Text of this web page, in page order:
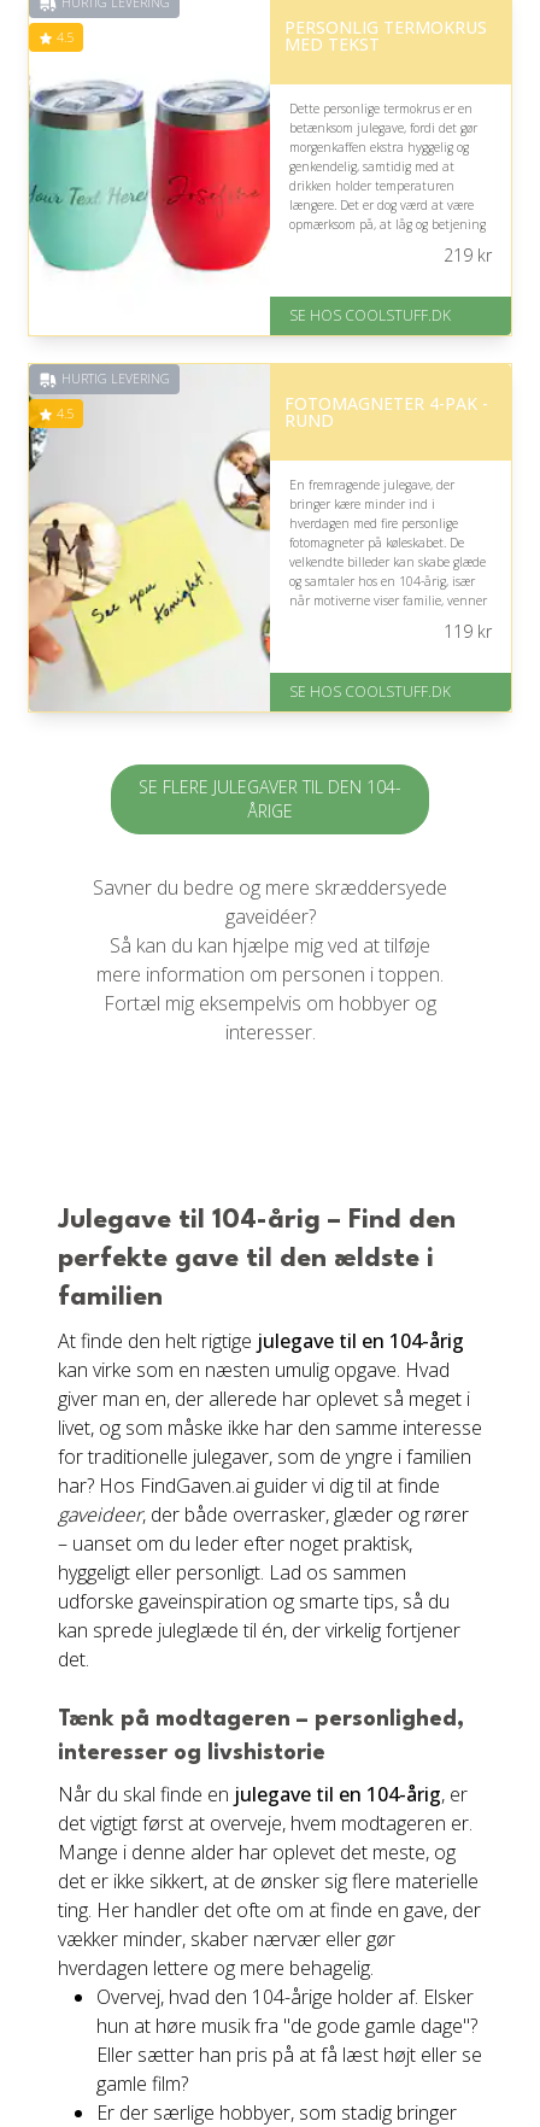
4.5 PERSONLIG TERMOKRUS
MED TEKST
Dette personlige termokrus er en
betænksom julegave, fordi det gør
morgenkaffen ekstra hyggelig og
genkendelig, samtidig med at
drikken holder temperaturen
længere. Det er dog værd at være
opmærksom på, at låg og betjening
På lager
Levering: Standard leveringstid
Fremragende Trustpilot rating
219kr
SE HOS COOLSTUFF.DK
HURTIG LEVERING
4.5 FOTOMAGNETER 4-PAK -
RUND
En fremragende julegave, der
bringer kære minder ind i
hverdagen med fire personlige
fotomagneter på køleskabet. De
velkendte billeder kan skabe glæde
og samtaler hos en 104-årig, især
når motiverne viser familie, venner
På lager
Levering: Standard leveringstid
119kr
SE HOS COOLSTUFF.DK
SE FLERE JULEGAVER TIL DEN 104-
ÅRIGE
Savner du bedre og mere skræddersyede
gaveidéer?
Så kan du kan hjælpe mig ved at tilføje
mere information om personen i toppen.
Fortæl mig eksempelvis om hobbyer og
interesser.
Julegave til 104-årig – Find den
perfekte gave til den ældste i
familien
At finde den helt rigtige julegave til en 104-årig
kan virke som en næsten umulig opgave. Hvad
giver man en, der allerede har oplevet så meget i
livet, og som måske ikke har den samme interesse
for traditionelle julegaver, som de yngre i familien
har? Hos FindGaven.ai guider vi dig til at finde
gaveideer, der både overrasker, glæder og rører
– uanset om du leder efter noget praktisk,
hyggeligt eller personligt. Lad os sammen
udforske gaveinspiration og smarte tips, så du
kan sprede juleglæde til én, der virkelig fortjener
det.
Tænk på modtageren – personlighed,
interesser og livshistorie
Når du skal finde en julegave til en 104-årig, er
det vigtigt først at overveje, hvem modtageren er.
Mange i denne alder har oplevet det meste, og
det er ikke sikkert, at de ønsker sig flere materielle
ting. Her handler det ofte om at finde en gave, der
vækker minder, skaber nærvær eller gør
hverdagen lettere og mere behagelig.
Overvej, hvad den 104-årige holder af. Elsker
hun at høre musik fra "de gode gamle dage"?
Eller sætter han pris på at få læst højt eller se
gamle film?
Er der særlige hobbyer, som stadig bringer